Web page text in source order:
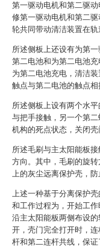
第一驱动电机和第二驱
修第一驱动电机和第二
轮共同带动清洁装置在轨
所述侧板上还设有为第
第二电池和为第二电池
为第二电池充电，清洁
触点与第二电池的触点相
所述侧板上设有两个水
与把手接触，另一个第
机构的死点状态，关闭壳
所述毛刷与主太阳能板
方向。其中，毛刷的旋
上的灰尘远离保护壳，防
上述一种基于分离保护
和工作过程为，开始工
沿主太阳能板两侧布设
开，壳门完全打开时，
杆和第二连杆共线，保